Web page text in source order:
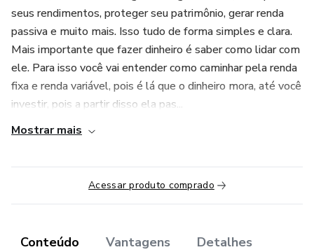
seus rendimentos, proteger seu patrimônio, gerar renda
passiva e muito mais. Isso tudo de forma simples e clara.
Mais importante que fazer dinheiro é saber como lidar com
ele. Para isso você vai entender como caminhar pela renda
fixa e renda variável, pois é lá que o dinheiro mora, até você
investir, pois a partir disso ela pas...
Mostrar mais
Acessar produto comprado
Conteúdo Vantagens Detalhes